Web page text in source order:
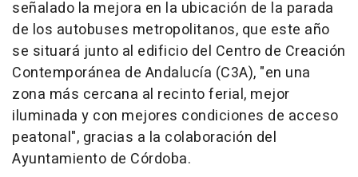
señalado la mejora en la ubicación de la parada
de los autobuses metropolitanos, que este año
se situará junto al edificio del Centro de Creación
Contemporánea de Andalucía (C3A), "en una
zona más cercana al recinto ferial, mejor
iluminada y con mejores condiciones de acceso
peatonal", gracias a la colaboración del
Ayuntamiento de Córdoba.